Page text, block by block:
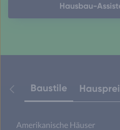
Hausbau-
Baustile
Amerikanische Häuser